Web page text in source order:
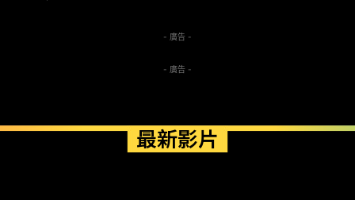
- 廣告 -
- 廣告 -
最新影片